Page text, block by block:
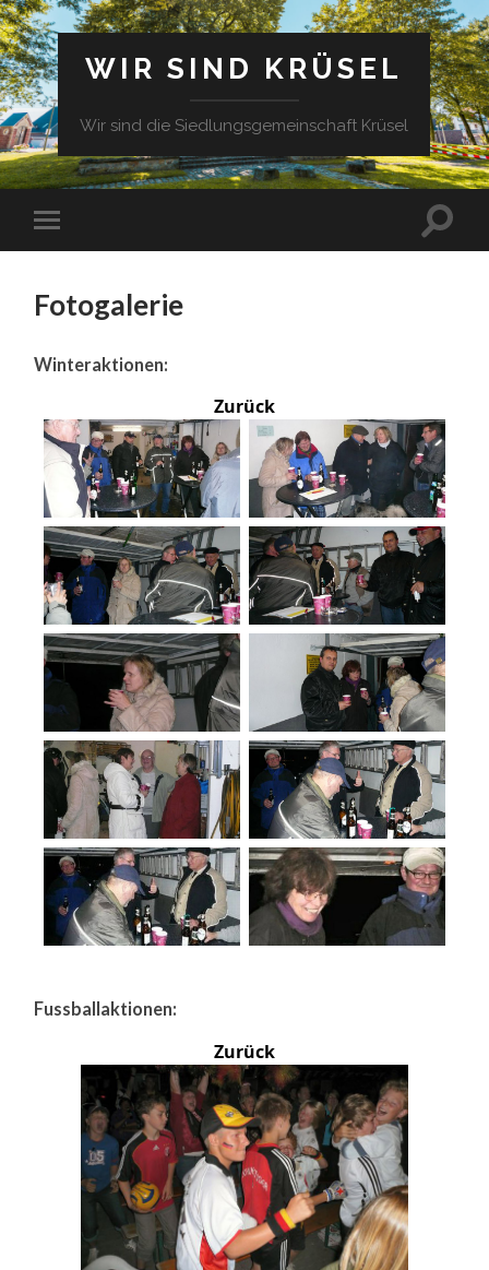
WIR SIND KRÜSEL
Wir sind die Siedlungsgemeinschaft Krüsel
Fotogalerie
Winteraktionen:
Zurück
Fussballaktionen:
Zurück